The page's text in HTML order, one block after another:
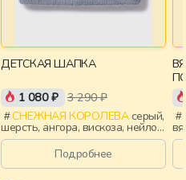
ДЕТСКАЯ ШАПКА
1 080 ₽ 3 290 ₽
СНЕЖНАЯ КОРОЛЕВАсерый,
шерсть, ангора, вискоза, нейлон,
зима, осень, россия, мальчики,
Подробнее